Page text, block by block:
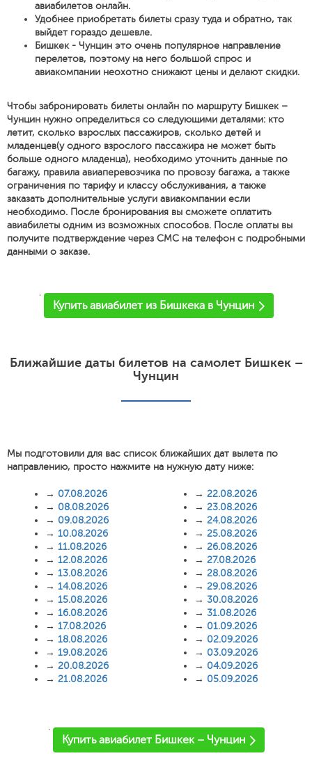
авиабилетов онлайн.
Удобнее приобретать билеты сразу туда и обратно, так
выйдет гораздо дешевле.
Бишкек - Чунцин это очень популярное направление
перелетов, поэтому на него большой спрос и
авиакомпании неохотно снижают цены и делают скидки.
Чтобы забронировать билеты онлайн по маршруту Бишкек –
Чунцин нужно определиться со следующими деталями: кто
летит, сколько взрослых пассажиров, сколько детей и
младенцев(у одного взрослого пассажира не может быть
больше одного младенца), необходимо уточнить данные по
багажу, правила авиаперевозчика по провозу багажа, а также
ограничения по тарифу и классу обслуживания, а также
заказать дополнительные услуги авиакомпании если
необходимо. После бронирования вы сможете оплатить
авиабилеты одним из возможных способов. После оплаты вы
получите подтверждение через СМС на телефон с подробными
данными о заказе.
'
Купить авиабилет из Бишкека в Чунцин
Ближайшие даты билетов на самолет Бишкек –
Чунцин
Мы подготовили для вас список ближайших дат вылета по
направлению, просто нажмите на нужную дату ниже:
→ 07.08.2026
→ 08.08.2026
→ 09.08.2026
→ 10.08.2026
→ 11.08.2026
→ 12.08.2026
→ 13.08.2026
→ 14.08.2026
→ 15.08.2026
→ 16.08.2026
→ 17.08.2026
→ 18.08.2026
→ 19.08.2026
→ 20.08.2026
→ 21.08.2026
→ 22.08.2026
→ 23.08.2026
→ 24.08.2026
→ 25.08.2026
→ 26.08.2026
→ 27.08.2026
→ 28.08.2026
→ 29.08.2026
→ 30.08.2026
→ 31.08.2026
→ 01.09.2026
→ 02.09.2026
→ 03.09.2026
→ 04.09.2026
→ 05.09.2026
'
Купить авиабилет Бишкек – Чунцин